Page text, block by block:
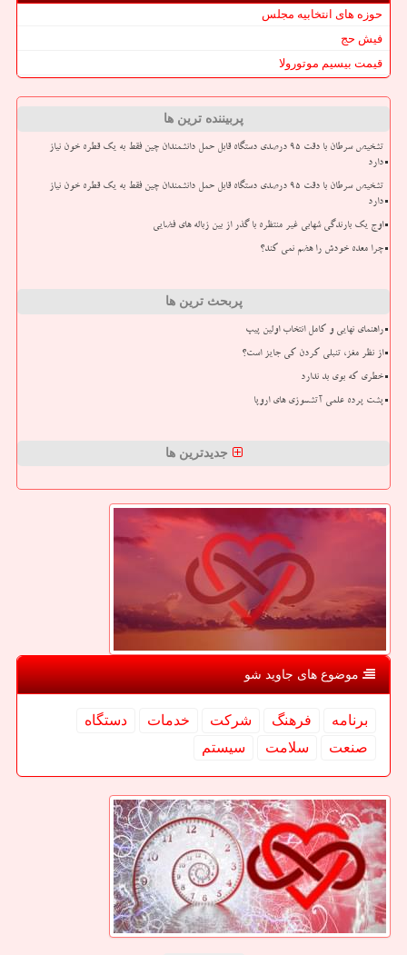
حوزه های انتخابیه مجلس
فیش حج
قیمت بیسیم موتورولا
پربیننده ترین ها
تشخیص سرطان با دقت ۹۵ درصدی دستگاه قابل حمل دانشمندان چین فقط به یک قطره خون نیاز
دارد
تشخیص سرطان با دقت ۹۵ درصدی دستگاه قابل حمل دانشمندان چین فقط به یک قطره خون نیاز
دارد
اوج یک بارندگی شهابی غیر منتظره با گذر از بین زباله های فضایی
چرا معده خودش را هضم نمی کند؟
پربحث ترین ها
راهنمای نهایی و کامل انتخاب اولین پیپ
از نظر مغز، تنبلی کردن کی جایز است؟
خطری که بوی بد ندارد
پشت پرده علمی آتشسوزی های اروپا
جدیدترین ها
موضوع های جاوید شو
برنامه فرهنگ شركت خدمات
دستگاه
صنعت
سلامت سیستم